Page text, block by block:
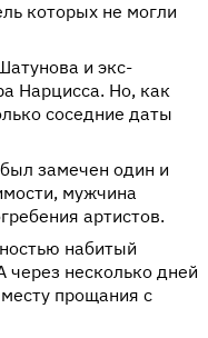
которых не могли
и экс-
Нарцисса. Но, как
соседние даты
замечен один и
мужчина
артистов.
набитый
несколько дней
прощания с